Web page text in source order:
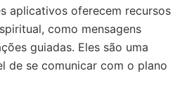
aplicativos oferecem recursos
como mensagens
guiadas. Eles são uma
de se comunicar com o plano